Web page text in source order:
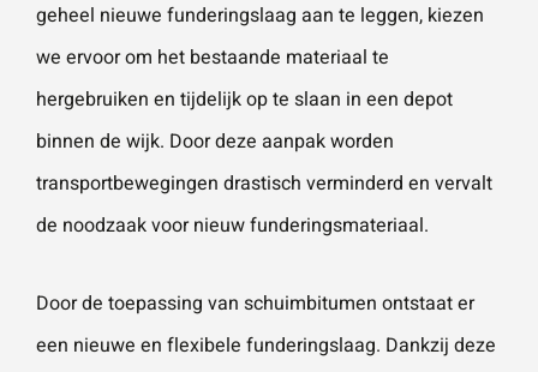
geheel nieuwe funderingslaag aan te leggen, kiezen
we ervoor om het bestaande materiaal te
hergebruiken en tijdelijk op te slaan in een depot
binnen de wijk. Door deze aanpak worden
transportbewegingen drastisch verminderd en vervalt
de noodzaak voor nieuw funderingsmateriaal.
Door de toepassing van schuimbitumen ontstaat er
een nieuwe en flexibele funderingslaag. Dankzij deze